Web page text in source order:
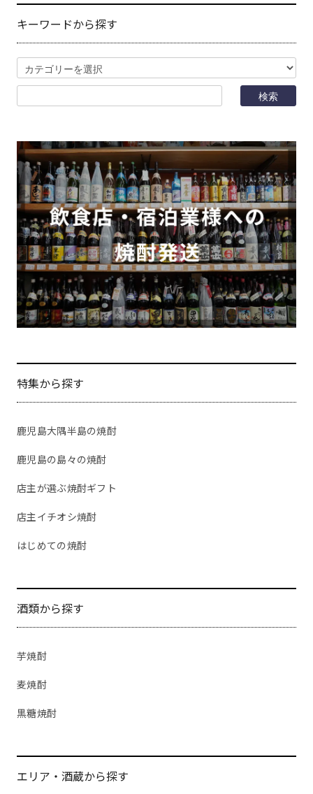
キーワードから探す
特集から探す
鹿児島大隅半島の焼酎
鹿児島の島々の焼酎
店主が選ぶ焼酎ギフト
店主イチオシ焼酎
はじめての焼酎
酒類から探す
芋焼酎
麦焼酎
黒糖焼酎
エリア・酒蔵から探す